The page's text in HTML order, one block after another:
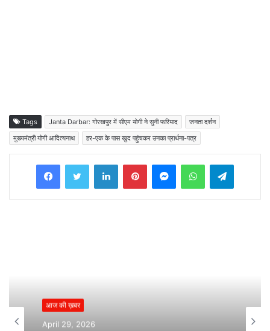
Tags Janta Darbar: गोरखपुर में सीएम योगी ने सुनी फरियाद
जनता दर्शन
मुख्यमंत्री योगी आदित्यनाथ
हर-एक के पास खुद पहुंचकर उनका प्रार्थना-पत्र
आज की ख़बर
April 29, 2026